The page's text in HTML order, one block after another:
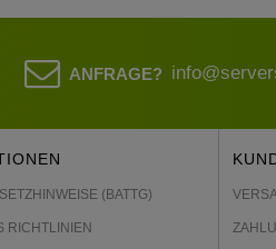
ANFRAGE?
(BATTG)
RICHTLINIEN